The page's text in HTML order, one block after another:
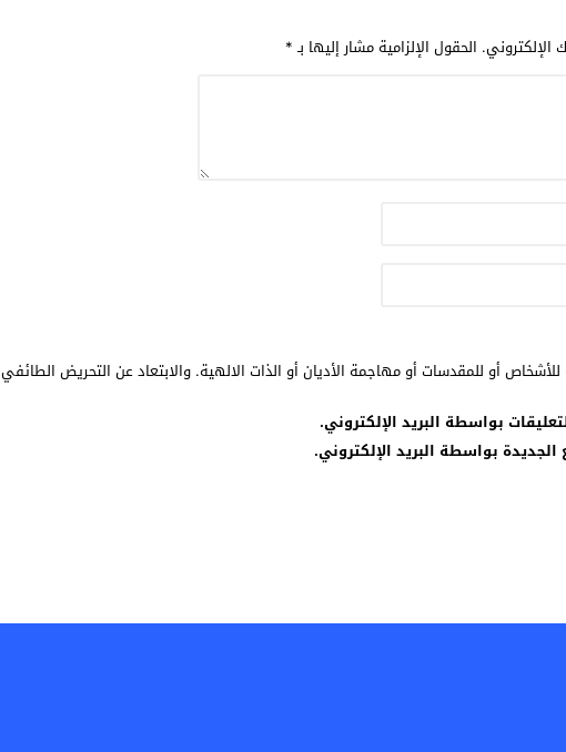
الإلكتروني. الحقول الإلزامية مشار إليها بـ*
للأشخاص أو للمقدسات أو مهاجمة الأديان أو الذات الالهية. والابتعاد عن التحريض الطائفي
بواسطة البريد الإلكتروني.
الجديدة بواسطة البريد الإلكتروني.